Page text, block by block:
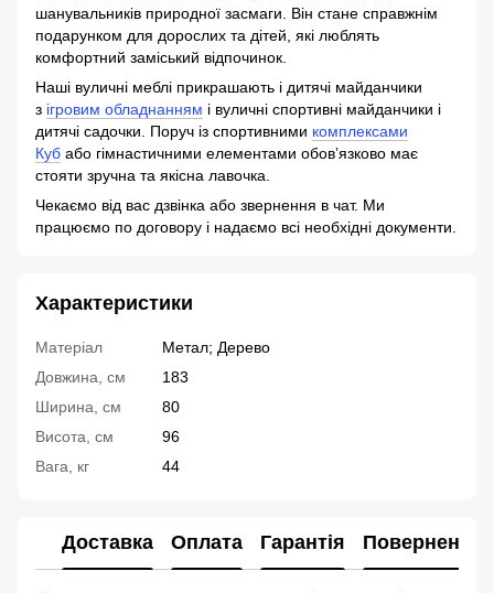
шанувальників природної засмаги. Він стане справжнім
подарунком для дорослих та дітей, які люблять
комфортний заміський відпочинок.
Наші вуличні меблі прикрашають і дитячі майданчики
з ігровим обладнанням і вуличні спортивні майданчики і
дитячі садочки. Поруч із спортивними комплексами
Куб або гімнастичними елементами обовʼязково має
стояти зручна та якісна лавочка.
Чекаємо від вас дзвінка або звернення в чат. Ми
працюємо по договору і надаємо всі необхідні документи.
Характеристики
Матеріал
Метал; Дерево
Довжина, см
183
Ширина, см
80
Висота, см
96
Вага, кг
44
Доставка Оплата Гарантія Повернення